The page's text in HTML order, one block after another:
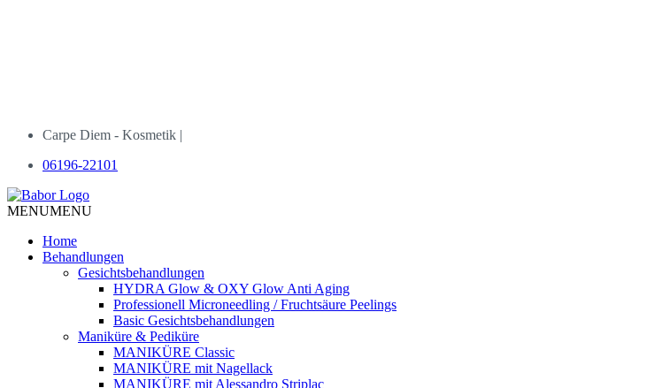
Carpe Diem - Kosmetik |
06196-22101
MENUMENU
Home
Behandlungen
Gesichtsbehandlungen
HYDRA Glow & OXY Glow Anti Aging
Professionell Microneedling / Fruchtsäure Peelings
Basic Gesichtsbehandlungen
Maniküre & Pediküre
MANIKÜRE Classic
MANIKÜRE mit Nagellack
MANIKÜRE mit Alessandro Striplac